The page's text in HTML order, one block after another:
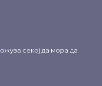
секој да мора да